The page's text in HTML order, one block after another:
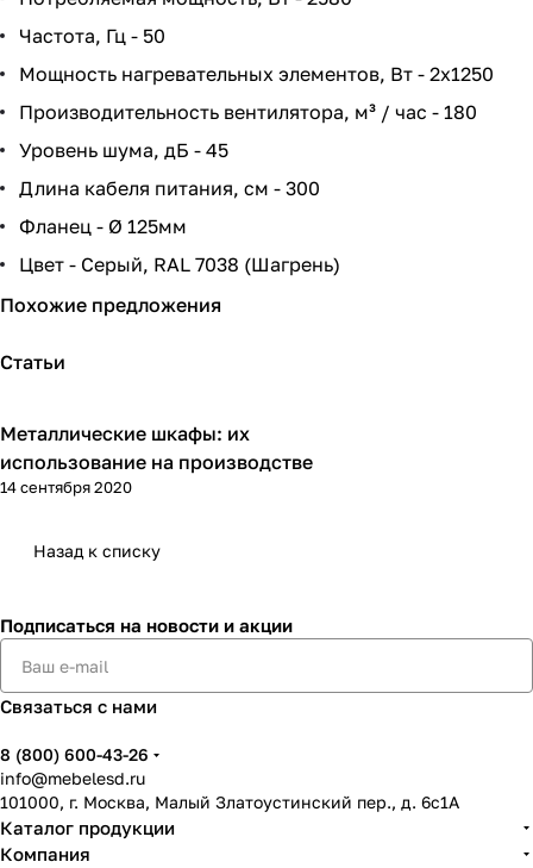
Частота, Гц - 50
Мощность нагревательных элементов, Вт - 2х1250
Производительность вентилятора, м³ / час - 180
Уровень шума, дБ - 45
Длина кабеля питания, см - 300
Фланец - Ø 125мм
Цвет - Серый, RAL 7038 (Шагрень)
Похожие предложения
Статьи
Советы покупателям
Металлические шкафы: их
использование на производстве
14 сентября 2020
Назад к списку
Подписаться на новости и акции
Связаться с нами
8 (800) 600-43-26
info@mebelesd.ru
101000, г. Москва, Малый Златоустинский пер., д. 6с1А
Каталог продукции
Компания